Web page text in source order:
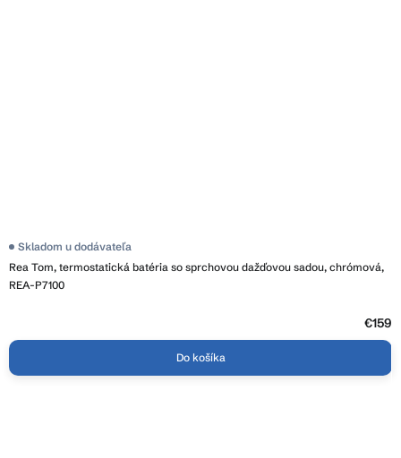
Rea Tom, termostatická batéria so sprchovou dažďovou sadou, chrómová,
REA-P7100
Priemerné
produktu
je
Skladom u dodávateľa
€159
Do košíka